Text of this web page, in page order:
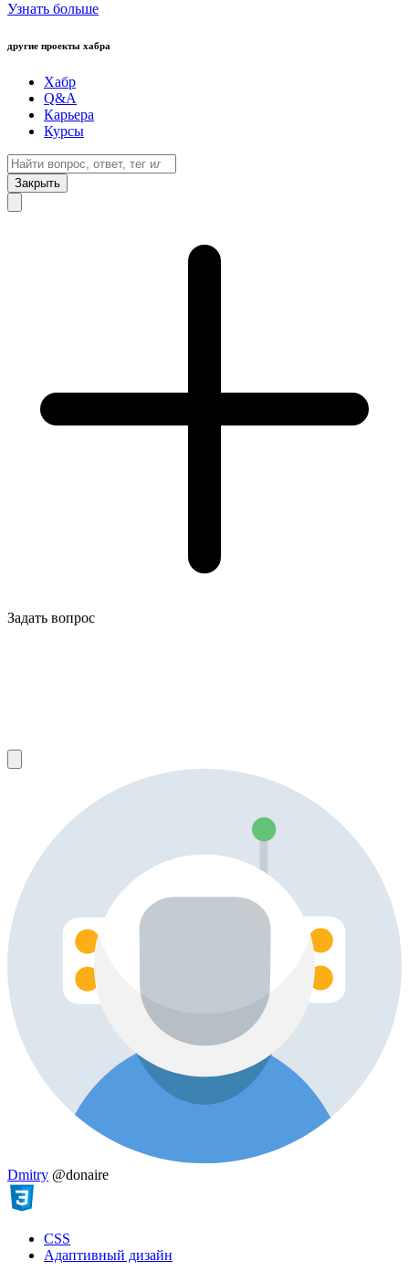
Узнать больше
другие проекты хабра
Хабр
Q&A
Карьера
Курсы
Закрыть
Задать вопрос
Dmitry @donaire
CSS
Адаптивный дизайн